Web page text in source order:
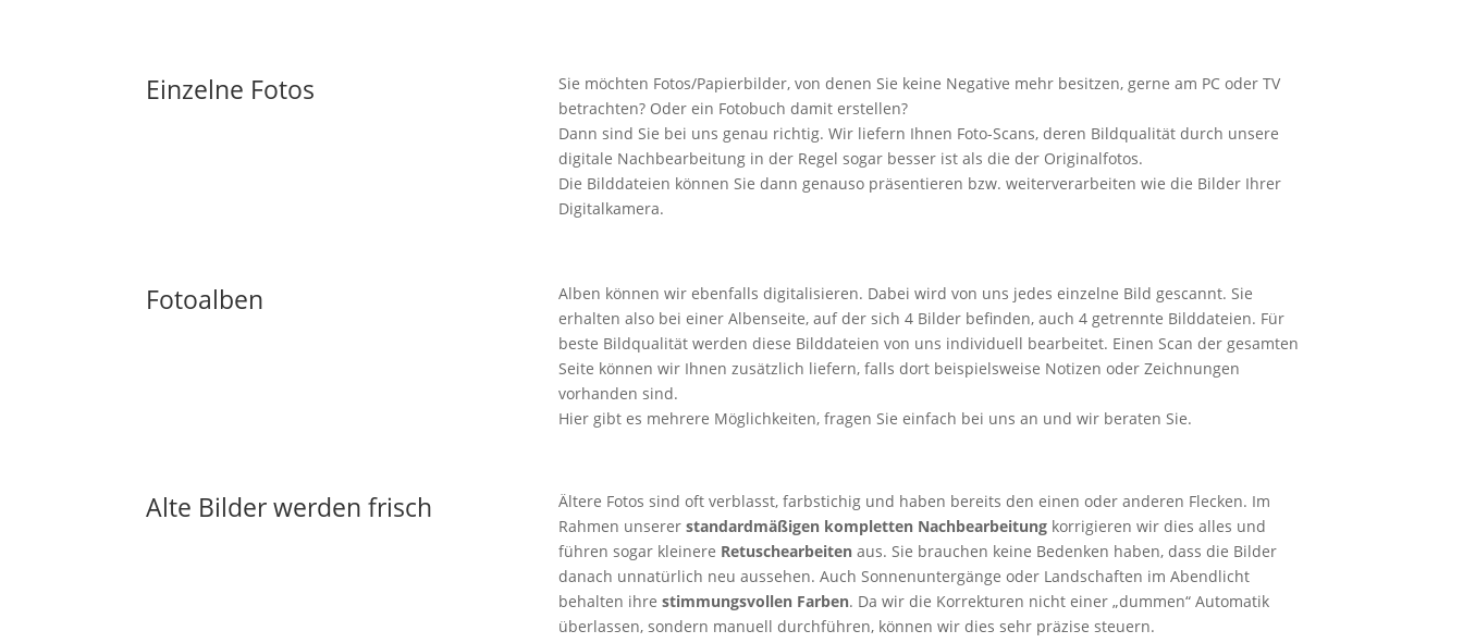
Einzelne Fotos
Sie möchten Fotos/Papierbilder, von denen Sie keine Negative mehr besitzen, gerne am PC oder TV
betrachten? Oder ein Fotobuch damit erstellen?
Dann sind Sie bei uns genau richtig. Wir liefern Ihnen Foto-Scans, deren Bildqualität durch unsere
digitale Nachbearbeitung in der Regel sogar besser ist als die der Originalfotos.
Die Bilddateien können Sie dann genauso präsentieren bzw. weiterverarbeiten wie die Bilder Ihrer
Digitalkamera.
Fotoalben
Alben können wir ebenfalls digitalisieren. Dabei wird von uns jedes einzelne Bild gescannt. Sie
erhalten also bei einer Albenseite, auf der sich 4 Bilder befinden, auch 4 getrennte Bilddateien. Für
beste Bildqualität werden diese Bilddateien von uns individuell bearbeitet. Einen Scan der gesamten
Seite können wir Ihnen zusätzlich liefern, falls dort beispielsweise Notizen oder Zeichnungen
vorhanden sind.
Hier gibt es mehrere Möglichkeiten, fragen Sie einfach bei uns an und wir beraten Sie.
Alte Bilder werden frisch
Ältere Fotos sind oft verblasst, farbstichig und haben bereits den einen oder anderen Flecken. Im
Rahmen unserer standardmäßigen kompletten Nachbearbeitungkorrigieren wir dies alles und
führen sogar kleinere Retuschearbeitenaus. Sie brauchen keine Bedenken haben, dass die Bilder
danach unnatürlich neu aussehen. Auch Sonnenuntergänge oder Landschaften im Abendlicht
behalten ihre stimmungsvollen Farben. Da wir die Korrekturen nicht einer „dummen“ Automatik
überlassen, sondern manuell durchführen, können wir dies sehr präzise steuern.